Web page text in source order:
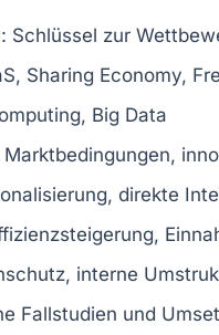
: Schlüssel zur
Sharing Economy,
Big Data
direkte
interne
Fallstudien und